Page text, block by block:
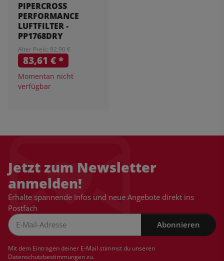
PIPERCROSS
PERFORMANCE
LUFTFILTER -
PP1768DRY
Alter Preis: 92,90 €
83,61 €*
Momentan nicht
verfügbar
Jetzt zum Newsletter
anmelden!
Erhalte spannende Infos und neue Angebote direkt ins
Postfach
Abonnieren
Mit dem Eintragen deiner E-Mail stimmst du unseren
Datenschutzbestimmungenzu.